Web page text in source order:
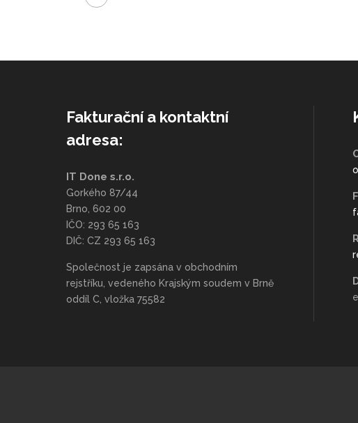
Fakturační a kontaktní
adresa:
IT Done s.r.o.
Gorkého 87/44
Brno, 602 00
IČO: 293 65 163
DIČ: CZ 293 65 163
Společnost je zapsána v obchodním
rejstříku, vedeného Krajským soudem v Brně
oddíl C, vložka 75582